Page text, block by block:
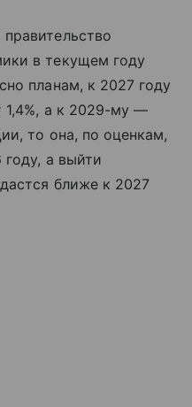
в текущем году
планам, к 2027 году
1,4%, а к 2029-му —
то она, по оценкам,
году, а выйти
ближе к 2027